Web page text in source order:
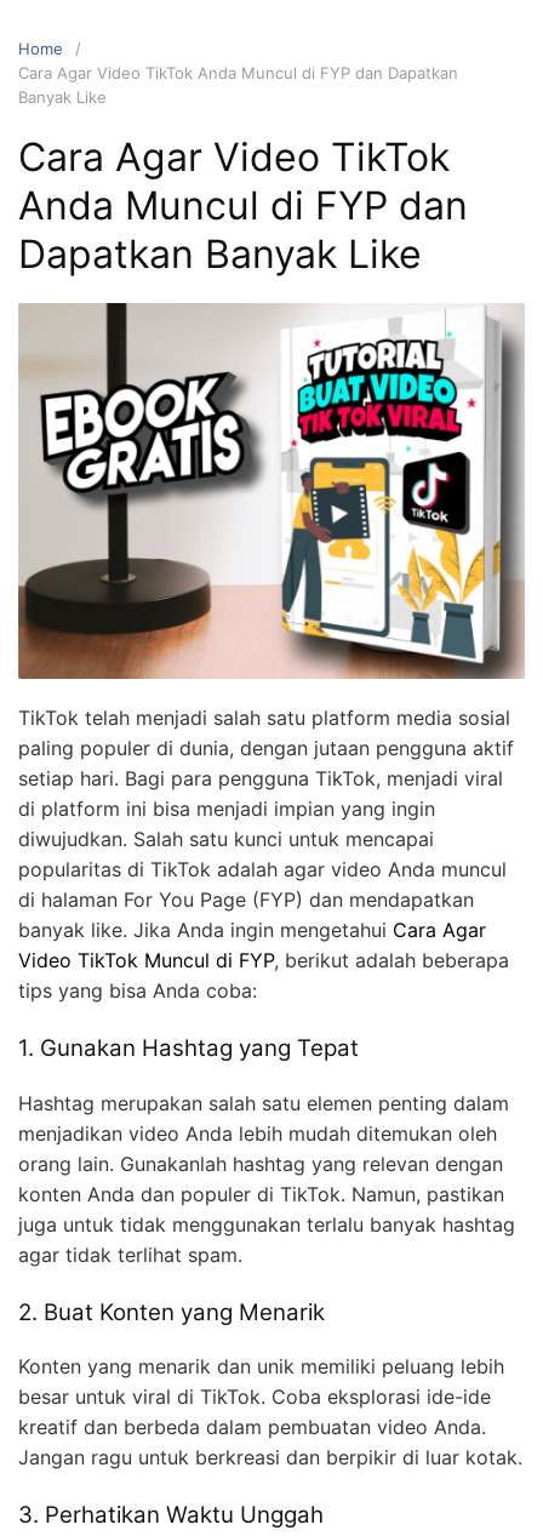
Home
Cara Agar Video TikTok Anda Muncul di FYP dan Dapatkan
Banyak Like
Cara Agar Video TikTok
Anda Muncul di FYP dan
Dapatkan Banyak Like
TikTok telah menjadi salah satu platform media sosial
paling populer di dunia, dengan jutaan pengguna aktif
setiap hari. Bagi para pengguna TikTok, menjadi viral
di platform ini bisa menjadi impian yang ingin
diwujudkan. Salah satu kunci untuk mencapai
popularitas di TikTok adalah agar video Anda muncul
di halaman For You Page (FYP) dan mendapatkan
banyak like. Jika Anda ingin mengetahui Cara Agar
Video TikTok Muncul di FYP, berikut adalah beberapa
tips yang bisa Anda coba:
1. Gunakan Hashtag yang Tepat
Hashtag merupakan salah satu elemen penting dalam
menjadikan video Anda lebih mudah ditemukan oleh
orang lain. Gunakanlah hashtag yang relevan dengan
konten Anda dan populer di TikTok. Namun, pastikan
juga untuk tidak menggunakan terlalu banyak hashtag
agar tidak terlihat spam.
2. Buat Konten yang Menarik
Konten yang menarik dan unik memiliki peluang lebih
besar untuk viral di TikTok. Coba eksplorasi ide-ide
kreatif dan berbeda dalam pembuatan video Anda.
Jangan ragu untuk berkreasi dan berpikir di luar kotak.
3. Perhatikan Waktu Unggah